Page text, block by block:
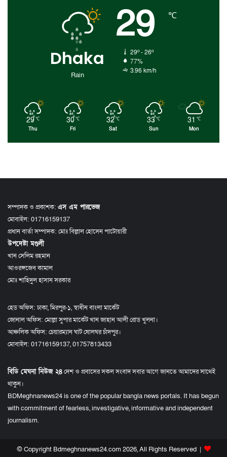
Dhaka
Rain
29 ℃
29º - 26º
77%
3.96 km/h
29 ℃
Thu
30 ℃
Fri
32℃
Sat
33℃
Sun
31 ℃
Mon
সম্পাদক ও প্রকাশক: এস এম পারভেজ
মোবাইল: 01716159137
প্রধান বার্তা সম্পাদক: মোঃ বিল্লাল হোসেন পাটোয়ারী
উপদেষ্টা মণ্ডলী
খান সেলিম রহমান
আওরঙ্গজেব কামাল
মোঃ শাহিদুল হাসান সরকার
হেড অফিস: ঢাকা, মিরপুর-১, স্বাধীন বাংলা মার্কেট
জোনাল অফিস: মোল্লা সুপার মার্কেট খান জাহান আলী রোড খুলনা।
আঞ্চলিক অফিস: চেয়ারম্যান ঘাট ষোলঘর চাঁদপুর।
মোবাইল: 01716159137, 01757813433
বিডি মেঘনা নিউজ ২৪দেশ ও প্রবাসের সকল সংবাদ সবার আগে জানতে আমাদের সাথেই
থাকুন।
BDMeghnanews24 is one of the popular bangla news portals. It has begun
with commitment of fearless, investigative, informative and independent
journalism.
© Copyright Bdmeghnanews24.com 2026, All Rights Reserved |